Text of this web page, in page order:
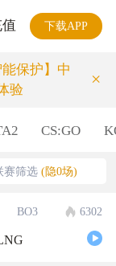
下载APP
保护】中
验
×
CS:GO
赛筛选 (隐0场)
BO3 6302